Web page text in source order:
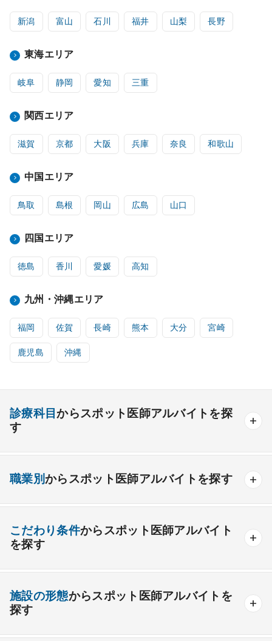
新潟 富山 石川 福井 山梨 長野
東海エリア
岐阜 静岡 愛知 三重
関西エリア
滋賀 京都 大阪 兵庫 奈良 和歌山
中国エリア
鳥取 島根 岡山 広島 山口
四国エリア
徳島 香川 愛媛 高知
九州・沖縄エリア
福岡 佐賀 長崎 熊本 大分 宮崎
鹿児島 沖縄
診療科目からスポット医師アルバイトを探
す
内科系
一般内科 呼吸器内科 消化器内科 循環器内科
腎臓内科 老人内科 リウマチ内科 総合診療科
外科系
一般外科 呼吸器外科 心臓血管外科
職業別からスポット医師アルバイトを探す
こだわり条件からスポット医師アルバイト
を探す
駅チカ・通勤便利
施設の形態からスポット医師アルバイトを
探す